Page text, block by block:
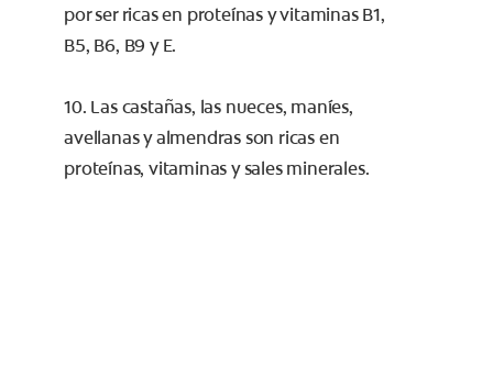
por ser ricas en proteínas y vitaminas B1,
B5, B6, B9 y E.
10. Las castañas, las nueces, maníes,
avellanas y almendras son ricas en
proteínas, vitaminas y sales minerales.